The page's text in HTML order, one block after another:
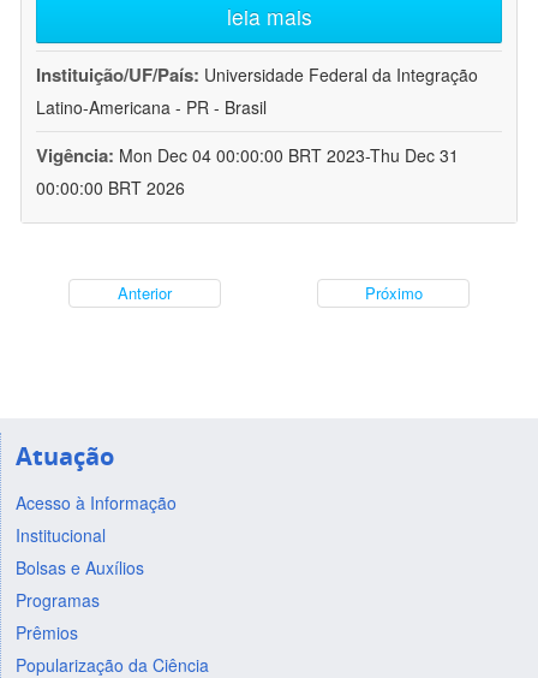
leia mais
Instituição/UF/País: Universidade Federal da Integração
Latino-Americana - PR - Brasil
Vigência: Mon Dec 04 00:00:00 BRT 2023-Thu Dec 31
00:00:00 BRT 2026
Anterior Próximo
Atuação
Acesso à Informação
Institucional
Bolsas e Auxílios
Programas
Prêmios
Popularização da Ciência